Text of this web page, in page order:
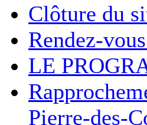
Clôture du
Rendez-
LE
Pierre-des-